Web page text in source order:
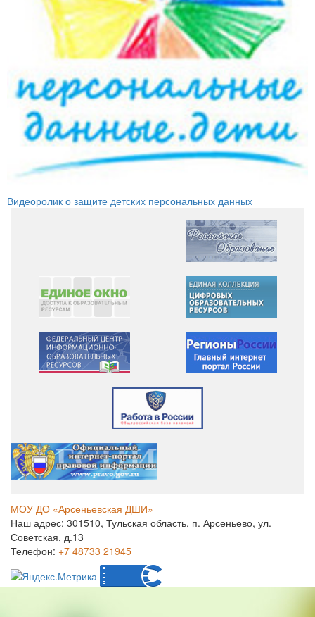
Видеоролик о защите детских персональных данных
МОУ ДО «Арсеньевская ДШИ»
Наш адрес: 301510, Тульская область, п. Арсеньево, ул.
Советская, д.13
Телефон: +7 48733 21945